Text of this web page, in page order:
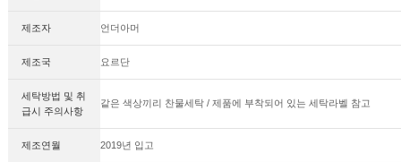
제조자 언더아머
제조국 요르단
세탁방법 및 취
급시 주의사항
같은 색상끼리 찬물세탁 / 제품에 부착되어 있는 세탁라벨 참고
제조연월 2019년 입고